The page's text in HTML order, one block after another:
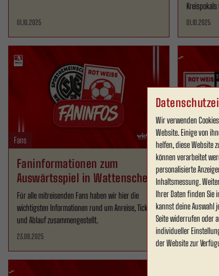
Wir verwenden
Website. Einige von
helfen, diese Website
können verarbeitet
personalisierte
Inhaltsmessung.
Ihrer Daten finden Sie
kannst deine Auswahl
Seite widerrufen oder
individueller
der Website zur
01.10.2025
Kreispokals
01.10.2025
Fans
Faninformationen zum
Auswärtsspiel in Wattenscheid
Für alle mitreisenden Fans haben wir hier die
wichtigsten Informationen rund um Anreise, Tickets
und Ablauf zusammengestellt.
23.09.2025
Fans
01.09.2025